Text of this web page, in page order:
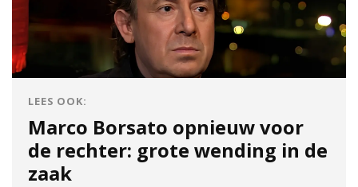
LEES OOK:
Marco Borsato opnieuw voor
de rechter: grote wending in de
zaak